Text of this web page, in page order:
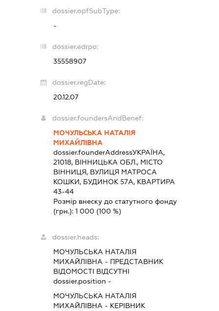
dossier.opfSubType:
-
dossier.edrpo:
35558907
dossier.regDate:
20.12.07
dossier.foundersAndBenef:
МОЧУЛЬСЬКА НАТАЛІЯ
МИХАЙЛІВНА
dossier.founderAddressУКРАЇНА,
21018, ВІННИЦЬКА ОБЛ., МІСТО
ВІННИЦЯ, ВУЛИЦЯ МАТРОСА
КОШКИ, БУДИНОК 57А, КВАРТИРА
43-44
Розмір внеску до статутного фонду
(грн.): 1 000 (100 %)
dossier.heads:
МОЧУЛЬСЬКА НАТАЛІЯ
МИХАЙЛІВНА - ПРЕДСТАВНИК
ВІДОМОСТІ ВІДСУТНІ
dossier.position -
МОЧУЛЬСЬКА НАТАЛІЯ
МИХАЙЛІВНА - КЕРІВНИК